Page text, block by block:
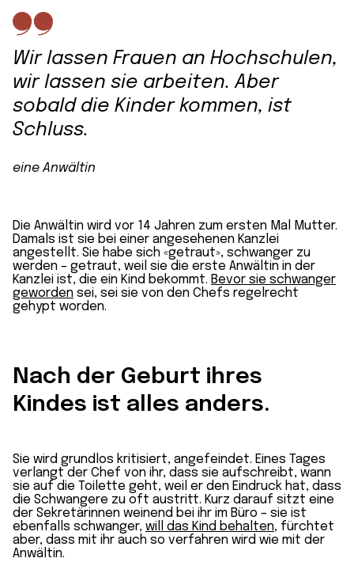
Wir lassen Frauen an Hochschulen,
wir lassen sie arbeiten. Aber
sobald die Kinder kommen, ist
Schluss.
eine Anwältin
Die Anwältin wird vor 14 Jahren zum ersten Mal Mutter.
Damals ist sie bei einer angesehenen Kanzlei
angestellt. Sie habe sich «getraut», schwanger zu
werden – getraut, weil sie die erste Anwältin in der
Kanzlei ist, die ein Kind bekommt. Bevor sie schwanger
geworden sei, sei sie von den Chefs regelrecht
gehypt worden.
Nach der Geburt ihres
Kindes ist alles anders.
Sie wird grundlos kritisiert, angefeindet. Eines Tages
verlangt der Chef von ihr, dass sie aufschreibt, wann
sie auf die Toilette geht, weil er den Eindruck hat, dass
die Schwangere zu oft austritt. Kurz darauf sitzt eine
der Sekretärinnen weinend bei ihr im Büro – sie ist
ebenfalls schwanger, will das Kind behalten, fürchtet
aber, dass mit ihr auch so verfahren wird wie mit der
Anwältin.